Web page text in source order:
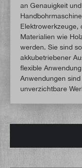
an Genauigkeit
Elektrowerkzeuge,
Materialien wie
werden. Sie sind
akkubetriebener
flexible
Anwendungen
unverzichtbare